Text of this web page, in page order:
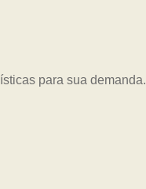
para sua demanda.